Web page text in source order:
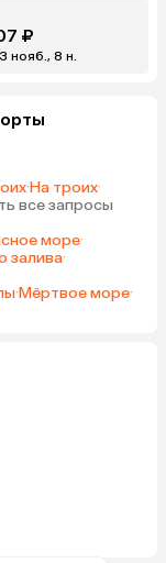
₽
нояб., 8 н.
·На троих·
все запросы
море·
залива·
·Мёртвое море·